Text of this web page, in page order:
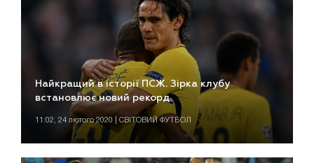
Найкращий в історії ПСЖ. Зірка клубу
встановлює новий рекорд
11:02, 24 лютого 2020 | СВІТОВИЙ ФУТБОЛ